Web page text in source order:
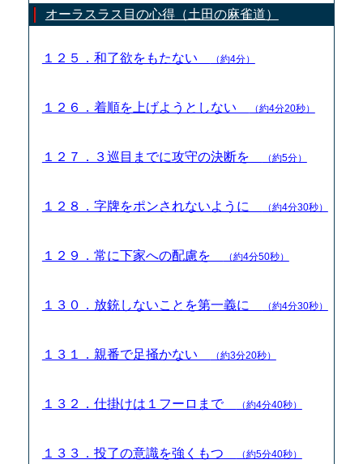
オーラスラス目の心得（土田の麻雀道）
１２５．和了欲をもたない （約4分）
１２６．着順を上げようとしない （約4分20秒）
１２７．３巡目までに攻守の決断を （約5分）
１２８．字牌をポンされないように （約4分30秒）
１２９．常に下家への配慮を （約4分50秒）
１３０．放銃しないことを第一義に （約4分30秒）
１３１．親番で足掻かない （約3分20秒）
１３２．仕掛けは１フーロまで （約4分40秒）
１３３．投了の意識を強くもつ （約5分40秒）